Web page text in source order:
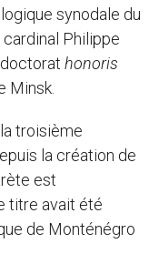
synodale du
Philippe
honoris
Minsk.
troisième
la création de
est
titre avait été
de Monténégro